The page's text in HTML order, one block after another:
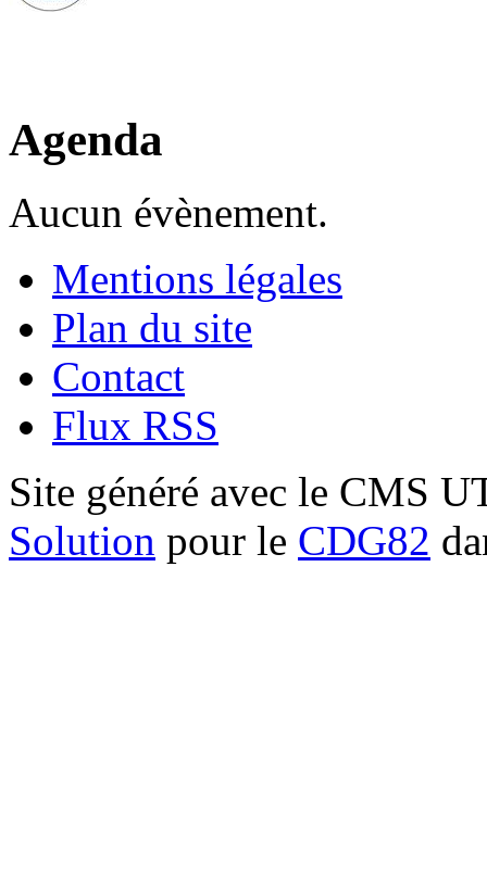
Agenda
Aucun évènement.
Mentions légales
Plan du site
Contact
Flux RSS
Site généré avec le CMS
Solution pour le CDG82